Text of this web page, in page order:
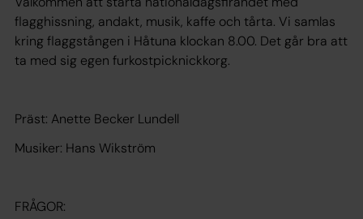
flagghissning, andakt, musik, kaffe och tårta. Vi samlas
kring flaggstången i Håtuna klockan 8.00. Det går bra att
ta med sig egen furkostpicknickkorg.
Präst: Anette Becker Lundell
Musiker: Hans Wikström
FRÅGOR: